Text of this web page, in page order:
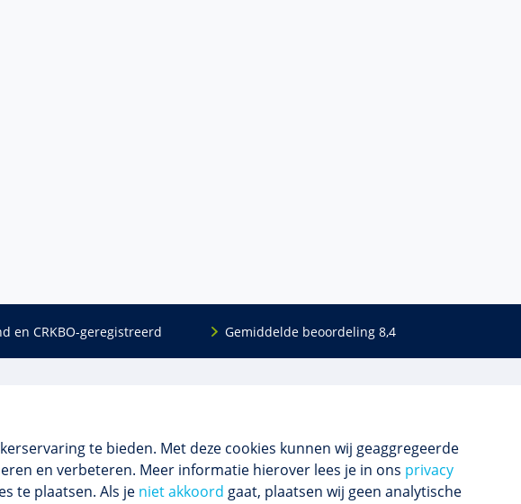
te bieden. Met deze cookies kunnen wij geaggregeerde
en verbeteren. Meer informatie hierover lees je in ons privacy
te plaatsen. Als je niet akkoord gaat, plaatsen wij geen analytische
en CRKBO-geregistreerd Gemiddelde beoordeling 8,4
vragen
voorwaarden
aanbod en ons laatste nieuws.